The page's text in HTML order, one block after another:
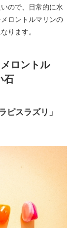
ので、日常的に水
ロントルマリンの
ります。
ロントル
石
ピスラズリ」